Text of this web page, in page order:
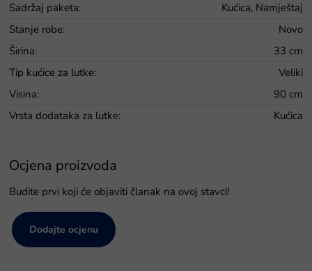
Sadržaj paketa:
Kućica, Namještaj
Stanje robe:
Novo
Širina:
33 cm
Tip kućice za lutke:
Veliki
Visina:
90 cm
Vrsta dodataka za lutke: Kućica
Ocjena proizvoda
Budite prvi koji će objaviti članak na ovoj stavci!
Dodajte ocjenu